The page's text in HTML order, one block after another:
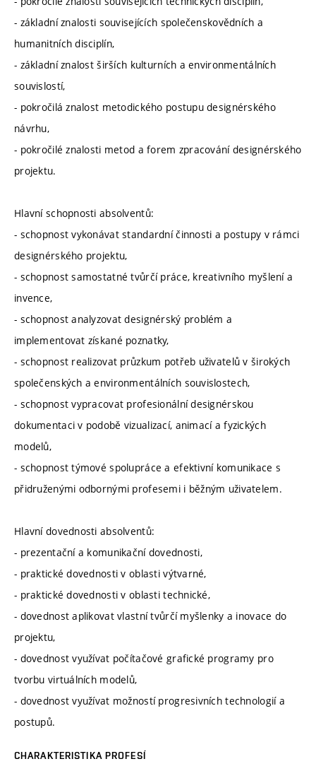
- základní znalosti souvisejících společenskovědních a
humanitních disciplín,
- základní znalost širších kulturních a environmentálních
souvislostí,
- pokročilá znalost metodického postupu designérského
návrhu,
- pokročilé znalosti metod a forem zpracování designérského
projektu.
Hlavní schopnosti absolventů:
- schopnost vykonávat standardní činnosti a postupy v rámci
designérského projektu,
- schopnost samostatné tvůrčí práce, kreativního myšlení a
invence,
- schopnost analyzovat designérský problém a
implementovat získané poznatky,
- schopnost realizovat průzkum potřeb uživatelů v širokých
společenských a environmentálních souvislostech,
- schopnost vypracovat profesionální designérskou
dokumentaci v podobě vizualizací, animací a fyzických
modelů,
- schopnost týmové spolupráce a efektivní komunikace s
přidruženými odbornými profesemi i běžným uživatelem.
Hlavní dovednosti absolventů:
- prezentační a komunikační dovednosti,
- praktické dovednosti v oblasti výtvarné,
- praktické dovednosti v oblasti technické,
- dovednost aplikovat vlastní tvůrčí myšlenky a inovace do
projektu,
- dovednost využívat počítačové grafické programy pro
tvorbu virtuálních modelů,
- dovednost využívat možností progresivních technologií a
postupů.
CHARAKTERISTIKA PROFESÍ